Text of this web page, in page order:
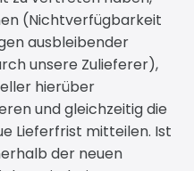
(Nichtverfügbarkeit
ausbleibender
unsere Zulieferer),
hierüber
und gleichzeitig die
Lieferfrist mitteilen. Ist
der neuen